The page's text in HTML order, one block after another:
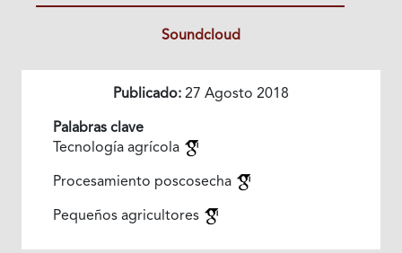
Soundcloud
Publicado: 27 Agosto 2018
Palabras clave
Tecnología agrícola
Procesamiento poscosecha
Pequeños agricultores